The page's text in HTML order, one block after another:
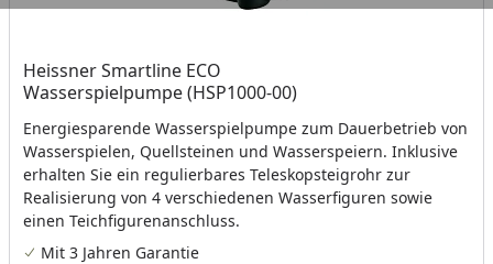
Heissner Smartline ECO
Wasserspielpumpe (HSP1000-00)
Energiesparende Wasserspielpumpe zum Dauerbetrieb von
Wasserspielen, Quellsteinen und Wasserspeiern. Inklusive
erhalten Sie ein regulierbares Teleskopsteigrohr zur
Realisierung von 4 verschiedenen Wasserfiguren sowie
Mit 3 Jahren Garantie